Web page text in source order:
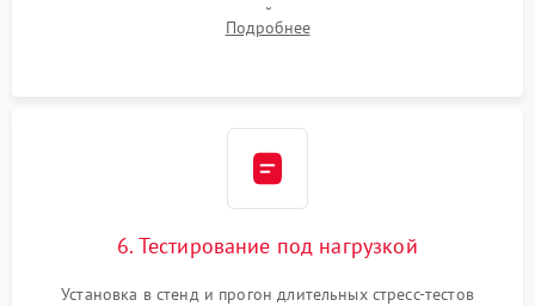
термопрокладок правильной толщины на память и цепи
питания. Монтаж радиатора и бэкплейта, подключение и
Подробнее
6. Тестирование под нагрузкой
Установка в стенд и прогон длительных стресс-тестов